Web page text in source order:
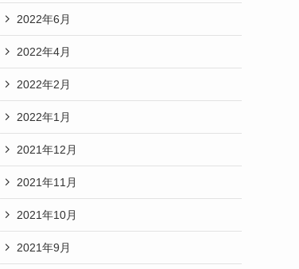
2022年6月
2022年4月
2022年2月
2022年1月
2021年12月
2021年11月
2021年10月
2021年9月